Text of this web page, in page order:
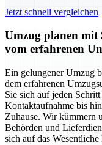
Jetzt schnell vergleichen
Umzug planen mit
vom erfahrenen
Ein gelungener Umzug
dem erfahrenen
Sie sich auf jeden
Kontaktaufnahme bis
Zuhause. Wir kümmern
Behörden und
sich auf das